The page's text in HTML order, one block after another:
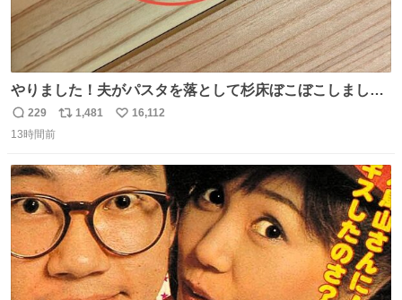
やりました！夫がパスタを落として杉床ぼこぼこしまし
た！よかったーーー！ファーストぼこぼこ自分じゃなく
て！これで第二波いつでもいけます！！！✌️いやーほっと
は乾燥パスタに負けます。豆腐くらいやわやわです。
返
信
229
リ
ト
数
1,481
い
数
16,112
13時間前